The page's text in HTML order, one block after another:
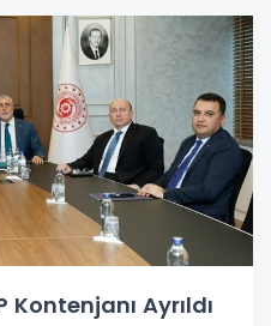
Kontenjanı Ayrıldı